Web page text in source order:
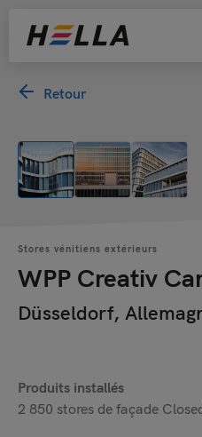
Retour
Stores vénitiens extérieurs
WPP Creativ
Düsseldorf,
Produits installés
2 850 stores de façade